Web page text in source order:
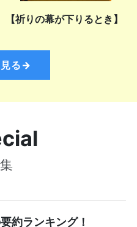
【祈りの幕が下りるとき】
見る→
約ランキング！